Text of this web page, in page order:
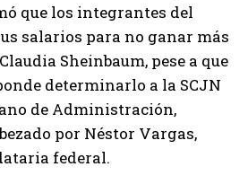
que los integrantes del
salarios para no ganar más
Sheinbaum, pese a que
determinarlo a la SCJN
de Administración,
por Néstor Vargas,
federal.